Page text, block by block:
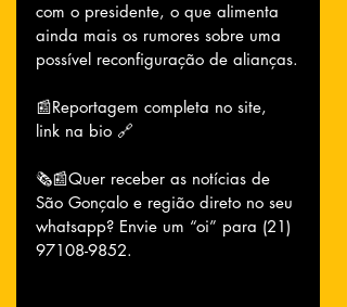
com o presidente, o que alimenta
ainda mais os rumores sobre uma
possível reconfiguração de alianças.
📰Reportagem completa no site,
link na bio 🔗
🗞📰Quer receber as notícias de
São Gonçalo e região direto no seu
whatsapp? Envie um “oi” para (21)
97108-9852.